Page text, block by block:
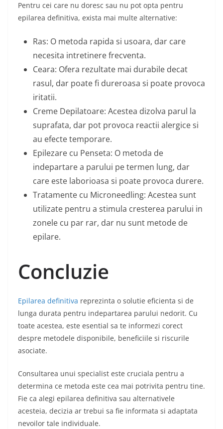
Pentru cei care nu doresc sau nu pot opta pentru
epilarea definitiva, exista mai multe alternative:
Ras: O metoda rapida si usoara, dar care
necesita intretinere frecventa.
Ceara: Ofera rezultate mai durabile decat
rasul, dar poate fi dureroasa si poate provoca
iritatii.
Creme Depilatoare: Acestea dizolva parul la
suprafata, dar pot provoca reactii alergice si
au efecte temporare.
Epilezare cu Penseta: O metoda de
indepartare a parului pe termen lung, dar
care este laborioasa si poate provoca durere.
Tratamente cu Microneedling: Acestea sunt
utilizate pentru a stimula cresterea parului in
zonele cu par rar, dar nu sunt metode de
epilare.
Concluzie
Epilarea definitiva reprezinta o solutie eficienta si de
lunga durata pentru indepartarea parului nedorit. Cu
toate acestea, este esential sa te informezi corect
despre metodele disponibile, beneficiile si riscurile
asociate.
Consultarea unui specialist este cruciala pentru a
determina ce metoda este cea mai potrivita pentru tine.
Fie ca alegi epilarea definitiva sau alternativele
acesteia, decizia ar trebui sa fie informata si adaptata
nevoilor tale individuale.